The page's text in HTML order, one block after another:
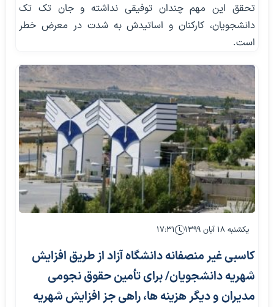
تحقق این مهم چندان توفیقی نداشته و جان تک تک
دانشجویان، کارکنان و اساتیدش به شدت در معرض خطر
است.
یکشنبه ۱۸ آبان ۱۳۹۹ ۱۷:۳۱
کاسبی غیر منصفانه دانشگاه آزاد از طریق افزایش
شهریه دانشجویان/ برای تأمین حقوق نجومی
مدیران و دیگر هزینه ها، راهی جز افزایش شهریه